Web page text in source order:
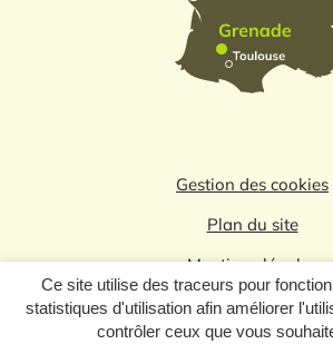
Ce site utilise des traceurs pour
statistiques d'utilisation afin améliorer
contrôler ceux que vous
Gestion des cookies
Plan du site
Mentions légales
Politique de